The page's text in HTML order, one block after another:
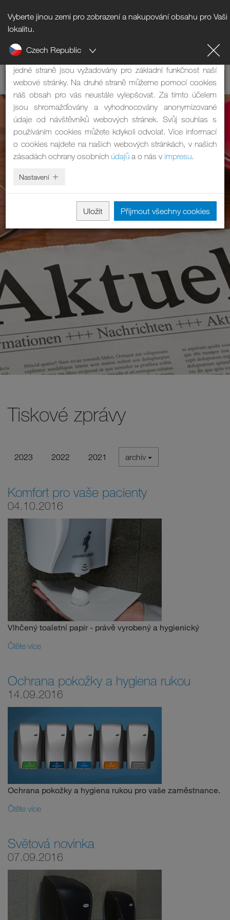
Vyberte jinou zemi pro zobrazení a nakupování obsahu pro Vaši
lokalitu.
Czech Republic
Tiskové zprávy
2023 2022 2021 archív
Komfort pro vaše pacienty
04.10.2016
Vlhčený toaletní papír - právě vyrobený a hygienický
Čtěte více
Ochrana pokožky a hygiena rukou
14.09.2016
Ochrana pokožky a hygiena rukou pro vaše zaměstnance.
Čtěte více
Světová novinka
07.09.2016
Upozornění na cookies
Naše webová stránka používá cookies. Mají dvě funkce: Na
jedné straně jsou vyžadovány pro základní funkčnost naší
webové stránky. Na druhé straně můžeme pomocí cookies
náš obsah pro vás neustále vylepšovat. Za tímto účelem
jsou shromažďovány a vyhodnocovány anonymizované
údaje od návštěvníků webových stránek. Svůj souhlas s
používáním cookies můžete kdykoli odvolat. Více informací
o cookies najdete na našich webových stránkách, v našich
zásadách ochrany osobních údajů a o nás v impresu.
Nastavení
Uložit Přijmout všechny cookies